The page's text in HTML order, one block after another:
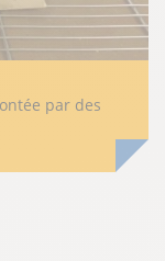
par des